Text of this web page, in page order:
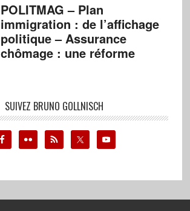
POLITMAG – Plan
immigration : de l’affichage
politique – Assurance
chômage : une réforme
SUIVEZ BRUNO GOLLNISCH